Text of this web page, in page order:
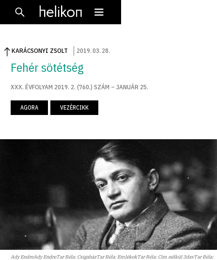
KARÁCSONYI ZSOLT 2019.03. 28.
Fehér sötétség
XXX. ÉVFOLYAM 2019. 2. (760.) SZÁM – JANUÁR 25.
AGORA VEZÉRCIKK
Ady EndreAdy EndreTar Béla: CsigaházTar Béla: EmlékekTar Béla: Cím nélkül 3davTar Béla: